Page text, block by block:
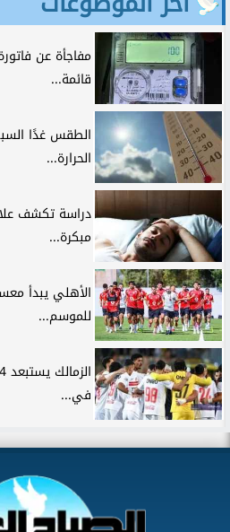
مفاجأة عن
قائمة...
الحرارة...
دراسة تكشف
مبكرة...
الأهلي يبدأ
للموسم...
في...